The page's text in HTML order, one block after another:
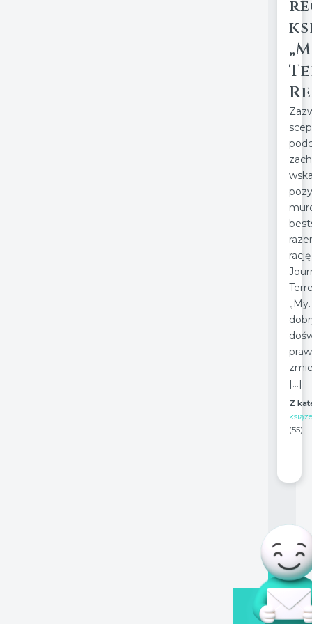
[…]
Z
(55)